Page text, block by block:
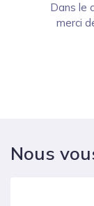
Dans le
merci
Nous